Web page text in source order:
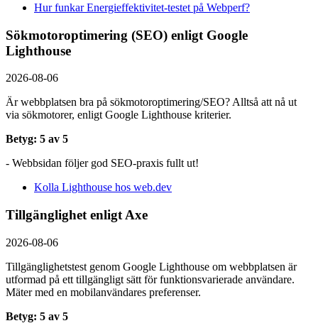
Hur funkar Energieffektivitet-testet på Webperf?
Sökmotoroptimering (SEO) enligt Google
Lighthouse
2026-08-06
Är webbplatsen bra på sökmotoroptimering/SEO? Alltså att nå ut
via sökmotorer, enligt Google Lighthouse kriterier.
Betyg: 5 av 5
- Webbsidan följer god SEO-praxis fullt ut!
Kolla Lighthouse hos web.dev
Tillgänglighet enligt Axe
2026-08-06
Tillgänglighetstest genom Google Lighthouse om webbplatsen är
utformad på ett tillgängligt sätt för funktionsvarierade användare.
Mäter med en mobil­användares preferenser.
Betyg: 5 av 5